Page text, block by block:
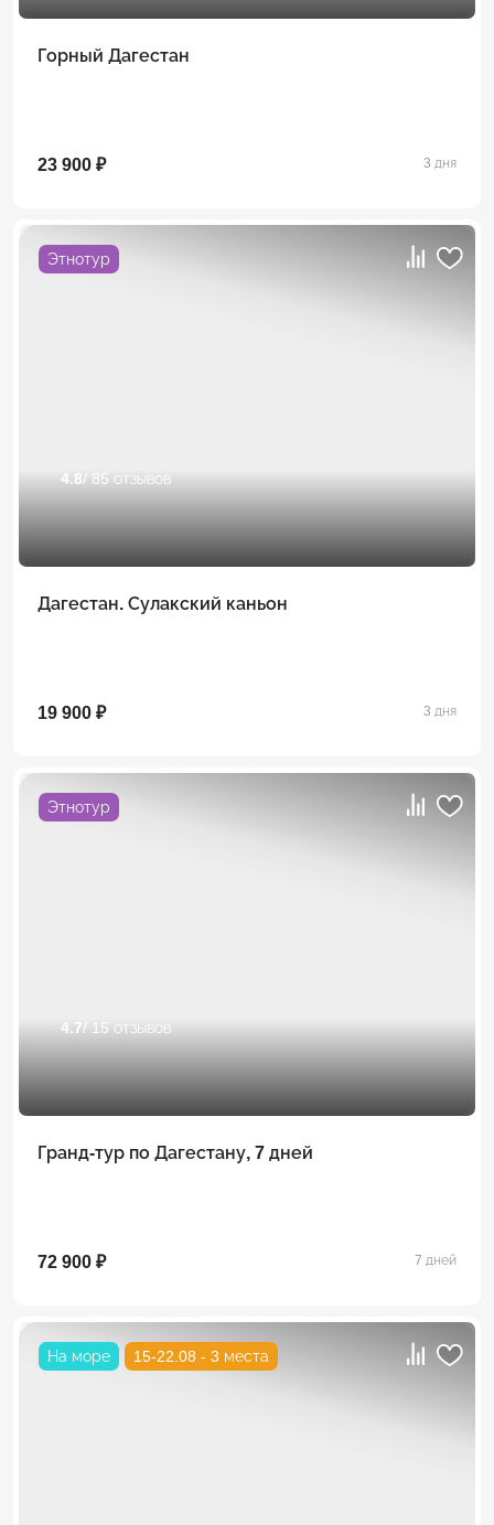
Горный Дагестан
23 900 ₽ 3 дня
Этнотур
4.8/ 85 отзывов
Дагестан. Сулакский каньон
19 900 ₽ 3 дня
Этнотур
4.7/ 15 отзывов
Гранд-тур по Дагестану, 7 дней
72 900 ₽ 7 дней
На море 15-22.08 - 3 места